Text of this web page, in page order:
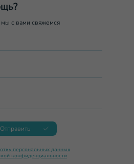
с вами свяжемся
Отправить
персональных данных
конфиденциальности